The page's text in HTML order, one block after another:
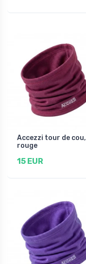
Accezzi tour de cou,
rouge
15 EUR